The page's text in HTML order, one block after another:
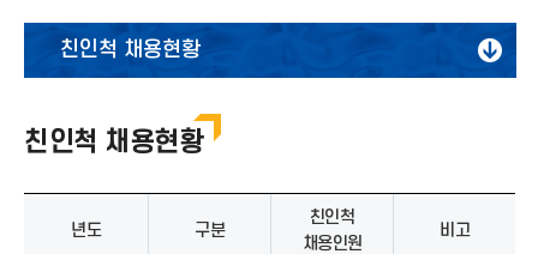
친인척 채용현황
부패공직자 현황공개
친인척 채용현황
년도 구분
친인척
채용인원
비고